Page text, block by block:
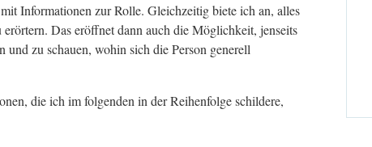
Informationen zur Rolle. Gleichzeitig biete ich an, alles
Das eröffnet dann auch die Möglichkeit, jenseits
zu schauen, wohin sich die Person generell
die ich im folgenden in der Reihenfolge schildere,